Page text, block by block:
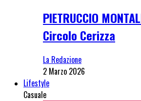
PIETRUCCIO
Circolo Cerizza
La Redazione
2 Marzo 2026
Lifestyle
Casuale